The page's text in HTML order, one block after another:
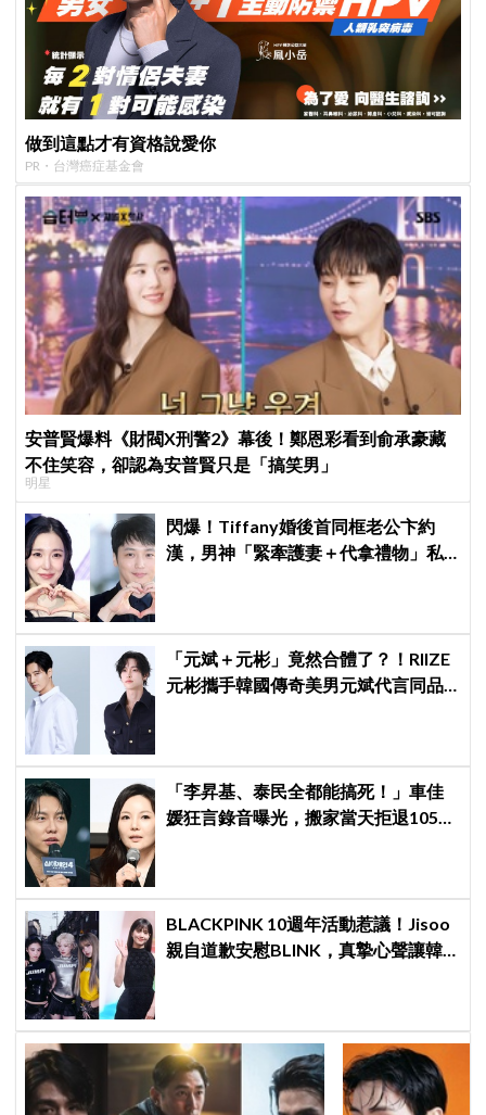
做到這點才有資格說愛你
PR・台灣癌症基金會
安普賢爆料《財閥X刑警2》幕後！鄭恩彩看到俞承豪藏
不住笑容，卻認為安普賢只是「搞笑男」
明星
閃爆！Tiffany婚後首同框老公卞約
漢，男神「緊牽護妻＋代拿禮物」私
「元斌＋元彬」竟然合體了？！RIIZE
元彬攜手韓國傳奇美男元斌代言同品
「李昇基、泰民全都能搞死！」車佳
媛狂言錄音曝光，搬家當天拒退105億
BLACKPINK 10週年活動惹議！Jisoo
親自道歉安慰BLINK，真摯心聲讓韓